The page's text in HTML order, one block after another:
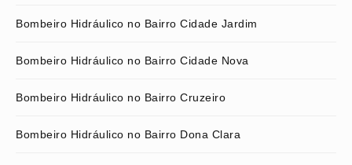
Bombeiro Hidráulico no Bairro Cidade Jardim
Bombeiro Hidráulico no Bairro Cidade Nova
Bombeiro Hidráulico no Bairro Cruzeiro
Bombeiro Hidráulico no Bairro Dona Clara